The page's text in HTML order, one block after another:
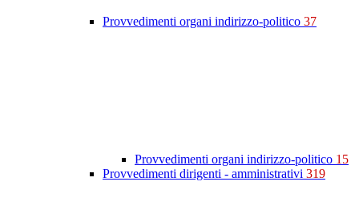
Provvedimenti organi indirizzo-politico 37
Provvedimenti organi indirizzo-politico 15
Provvedimenti dirigenti - amministrativi 319